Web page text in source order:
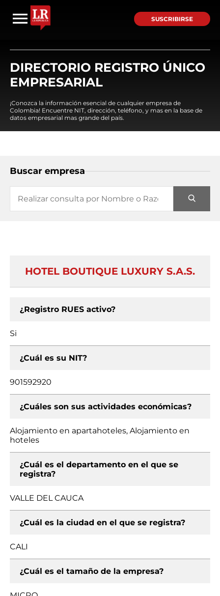
SUSCRIBIRSE
DIRECTORIO REGISTRO ÚNICO
EMPRESARIAL
¡Conozca la información esencial de cualquier empresa de
Colombia! Encuentre NIT, dirección, teléfono, y mas en la base de
datos empresarial mas grande del país.
Buscar empresa
HOTEL BOUTIQUE LUXURY S.A.S.
¿Registro RUES activo?
Si
¿Cuál es su NIT?
901592920
¿Cuáles son sus actividades económicas?
Alojamiento en apartahoteles, Alojamiento en
hoteles
¿Cuál es el departamento en el que se
registra?
VALLE DEL CAUCA
¿Cuál es la ciudad en el que se registra?
CALI
¿Cuál es el tamaño de la empresa?